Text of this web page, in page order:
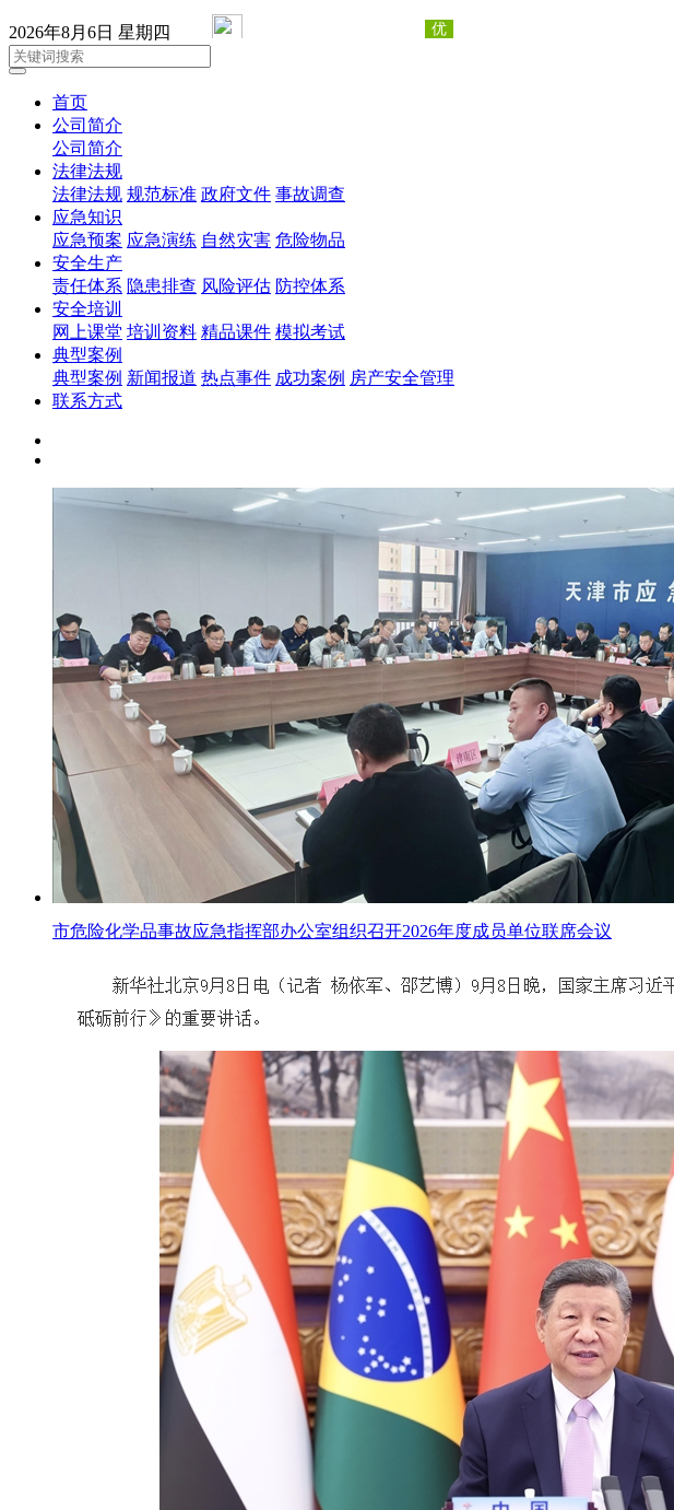
2026年8月6日 星期四
首页
公司简介
公司简介
法律法规
法律法规 规范标准 政府文件 事故调查
应急知识
应急预案 应急演练 自然灾害 危险物品
安全生产
责任体系 隐患排查 风险评估 防控体系
安全培训
网上课堂 培训资料 精品课件 模拟考试
典型案例
典型案例 新闻报道 热点事件 成功案例 房产安全管理
联系方式
市危险化学品事故应急指挥部办公室组织召开2026年度成员单位联席会议